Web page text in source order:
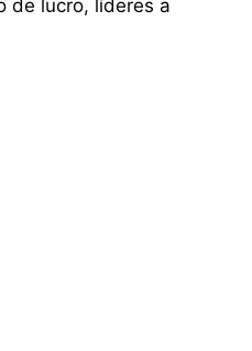
de lucro, líderes a